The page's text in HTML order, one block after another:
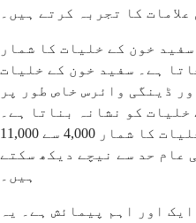
علامات کا تجربہ کرتے ہیں۔
خون کے خلیات کا شمار
ہے۔ سفید خون کے خلیات
ڈینگی وائرس خاص طور پر
کو نشانہ بناتا ہے۔
آپ کا کل سفید خون کے خلیات کا شمار 4,000 سے 11,000
عام حد سے نیچے دیکھ سکتے
ہیں۔
اور اہم پیمائش ہے۔ یہ